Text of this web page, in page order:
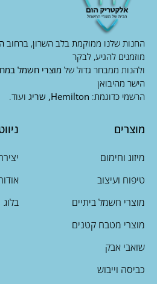
החנות שלנו ממוקמת בלב השרון, ברחוב
מוזמנים להגיע, לבקר
ולהנות ממבחר גדול של מוצרי חשמל
הישר מהיבואן
הרשמי כדוגמת: Hemilton, שריג ועוד.
מוצרים
מיזוג וחימום
טיפוח ועיצוב
מוצרי חשמל ביתיים
מוצרי מטבח קטנים
שואבי אבק
כביסה וייבוש
בלוג